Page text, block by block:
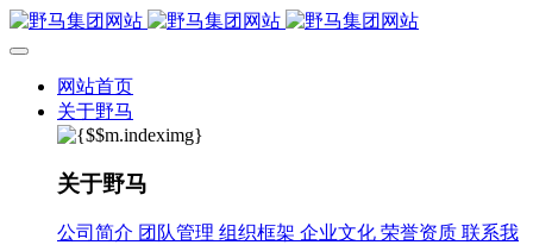
网站首页
关于野马
关于野马
公司简介 团队管理 组织框架 企业文化 荣誉资质 联系我